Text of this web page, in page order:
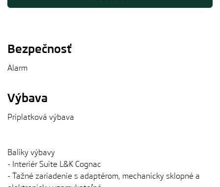
Bezpečnosť
Alarm
Výbava
Príplatková výbava
Balíky výbavy
- Interiér Suite L&K Cognac
- Ťažné zariadenie s adaptérom, mechanicky sklopné a